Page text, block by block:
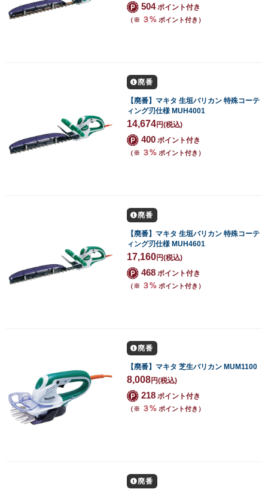
504ポイント付き
（※ ３% ポイント付き）
廃番
【廃番】マキタ 生垣バリカン 特殊コーテ
ィング刃仕様 MUH4001
14,674円(税込)
400 ポイント付き
（※ ３% ポイント付き）
廃番
【廃番】マキタ 生垣バリカン 特殊コーテ
ィング刃仕様 MUH4601
17,160円(税込)
468 ポイント付き
（※ ３% ポイント付き）
廃番
【廃番】マキタ 芝生バリカン MUM1100
8,008円(税込)
218 ポイント付き
（※ ３% ポイント付き）
廃番